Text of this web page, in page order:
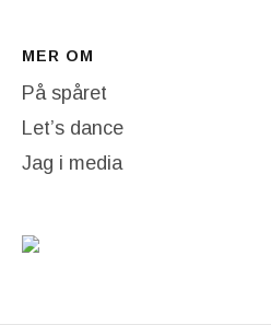
MER OM
På spåret
Let’s dance
Jag i media